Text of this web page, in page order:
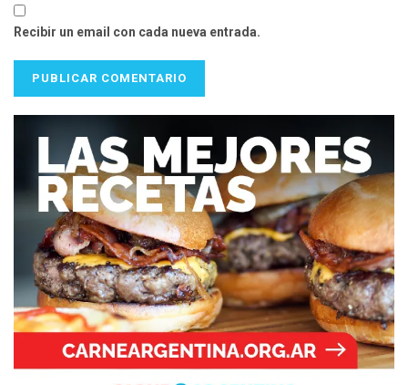
Recibir un email con cada nueva entrada.